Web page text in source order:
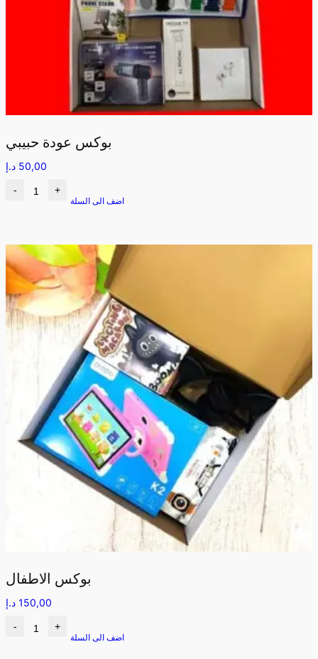
بوكس عودة حبيبي
50,00 د.إ
- +
اضف الى السلة
بوكس الاطفال
150,00 د.إ
- +
اضف الى السلة